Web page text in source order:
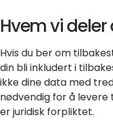
Hvem vi
Hvis du ber om
din bli inkludert i
ikke dine data med
nødvendig for å levere
er juridisk forpliktet.